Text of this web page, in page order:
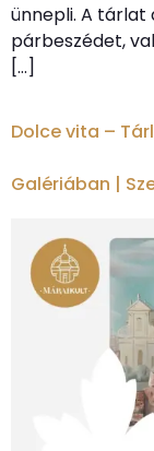
ünnepli. A
párbeszédet,
[…]
Dolce vita –
Galériában |